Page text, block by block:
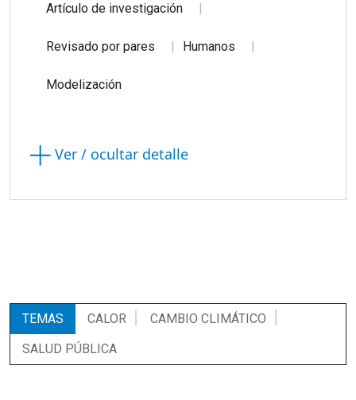
Artículo de investigación
Revisado por pares Humanos
Modelización
Ver / ocultar detalle
TEMAS CALOR
CAMBIO CLIMÁTICO
SALUD PÚBLICA